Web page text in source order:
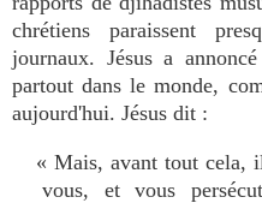
chrétiens paraissent
journaux. Jésus a
partout dans le monde,
aujourd'hui. Jésus dit :
« Mais, avant tout cela,
vous, et vous